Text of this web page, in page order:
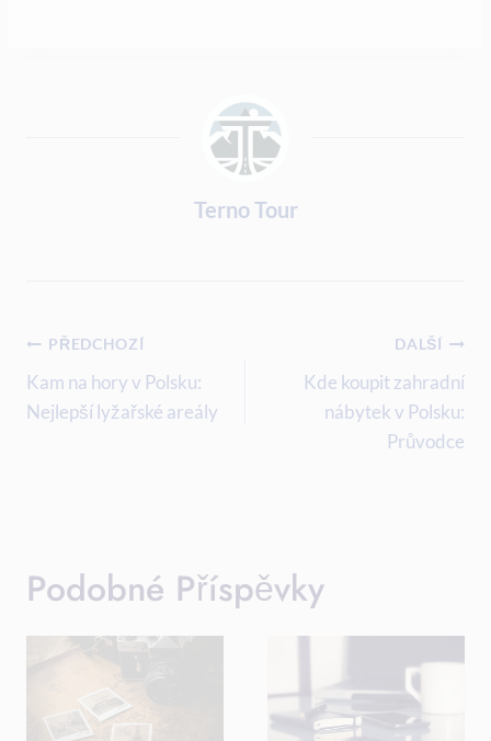
Terno Tour
Navigace
Pro
Příspěvek
PŘEDCHOZÍ
Kam na hory v Polsku:
Nejlepší lyžařské areály
DALŠÍ
Kde koupit zahradní
nábytek v Polsku:
Průvodce
Podobné Příspěvky